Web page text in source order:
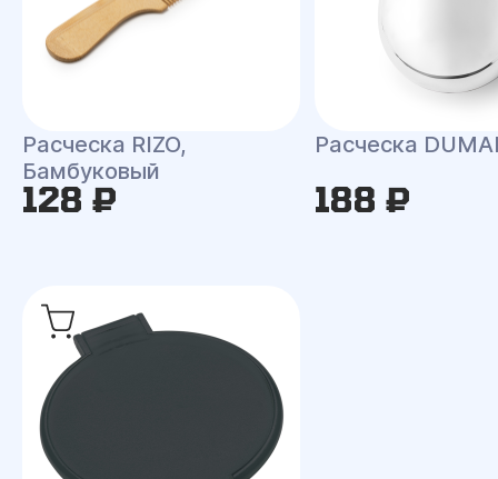
Расческа RIZO,
Бамбуковый
128 ₽
Расческа
188 ₽